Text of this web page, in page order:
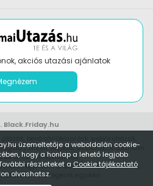
üzemeltetője a weboldalán cookie-
hogy a honlap a lehető legjobb
részleteket a Cookie tájékoztató
olvashatsz.
akciós utazási ajánlatok
Black.Friday.hu
részét képezik, esetenként azonban
is tartalmazhatnak.
megjelenni a Black.Friday.hu oldalon,
elérhetőségeink